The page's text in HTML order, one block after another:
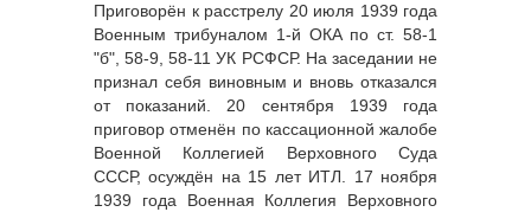
Приговорён к расстрелу 20 июля 1939 года
Военным трибуналом 1-й ОКА по ст. 58-1
"б", 58-9, 58-11 УК РСФСР. На заседании не
признал себя виновным и вновь отказался
от показаний. 20 сентября 1939 года
приговор отменён по кассационной жалобе
Военной Коллегией Верховного Суда
СССР, осуждён на 15 лет ИТЛ. 17 ноября
1939 года Военная Коллегия Верховного